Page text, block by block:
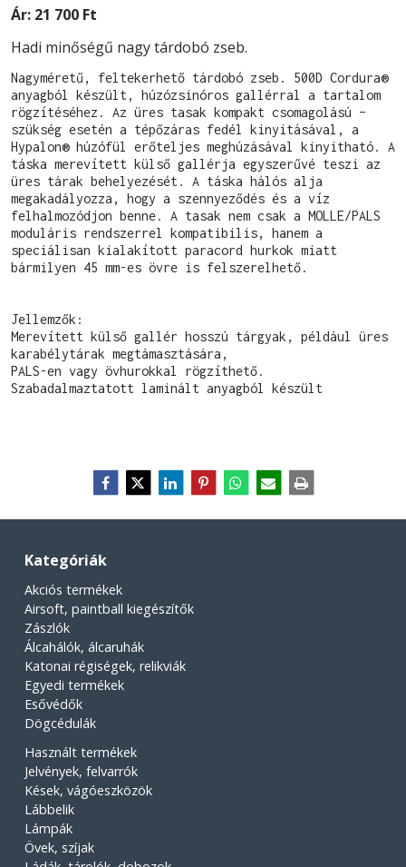
Ár: 21 700 Ft
Hadi minőségű nagy tárdobó zseb.
Nagyméretű, feltekerhető tárdobó zseb. 500D Cordura®
anyagból készült, húzózsinóros gallérral a tartalom
rögzítéséhez. Az üres tasak kompakt csomagolású –
szükség esetén a tépőzáras fedél kinyitásával, a
Hypalon® húzófül erőteljes meghúzásával kinyitható. A
táska merevített külső gallérja egyszerűvé teszi az
üres tárak behelyezését. A táska hálós alja
megakadályozza, hogy a szennyeződés és a víz
felhalmozódjon benne. A tasak nem csak a MOLLE/PALS
moduláris rendszerrel kompatibilis, hanem a
speciálisan kialakított paracord hurkok miatt
bármilyen 45 mm-es övre is felszerelhető.
Jellemzők:
Merevített külső gallér hosszú tárgyak, például üres
karabélytárak megtámasztására,
PALS-en vagy övhurokkal rögzíthető.
Szabadalmaztatott laminált anyagból készült
Kategóriák
Akciós termékek
Airsoft, paintball kiegészítők
Zászlók
Álcahálók, álcaruhák
Katonai régiségek, relikviák
Egyedi termékek
Esővédők
Dögcédulák
Használt termékek
Jelvények, felvarrók
Kések, vágóeszközök
Lábbelik
Lámpák
Övek, szíjak